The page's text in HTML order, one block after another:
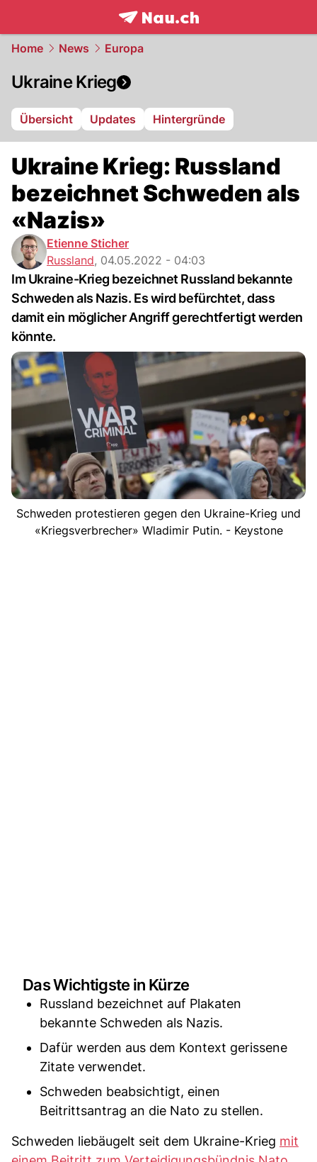
frontpage.NAU.ch
Home News Europa
Ukraine Krieg
Übersicht Updates Hintergründe
Ukraine Krieg: Russland
bezeichnet Schweden als
«Nazis»
Etienne Sticher
Russland, 04.05.2022 - 04:03
Im Ukraine-Krieg bezeichnet Russland bekannte
Schweden als Nazis. Es wird befürchtet, dass
damit ein möglicher Angriff gerechtfertigt werden
könnte.
Schweden protestieren gegen den Ukraine-Krieg und
«Kriegsverbrecher» Wladimir Putin. - Keystone
Das Wichtigste in Kürze
Russland bezeichnet auf Plakaten
bekannte Schweden als Nazis.
Dafür werden aus dem Kontext gerissene
Zitate verwendet.
Schweden beabsichtigt, einen
Beitrittsantrag an die Nato zu stellen.
Schweden liebäugelt seit dem Ukraine-Krieg mit